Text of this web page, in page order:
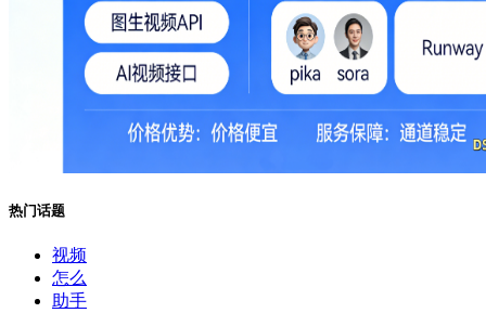
热门话题
视频
怎么
助手